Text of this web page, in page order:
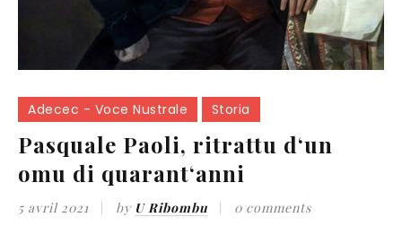
Adecec - Voce Nustrale Storia
Pasquale Paoli, ritrattu d‘un
omu di quarant‘anni
5 avril 2021 by U Ribombu 0 comments